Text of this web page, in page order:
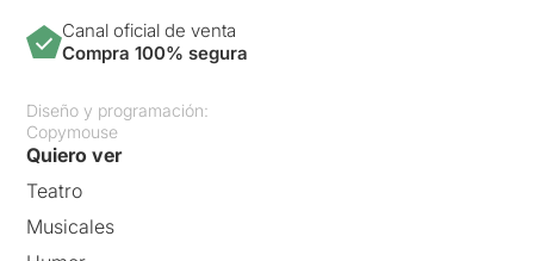
Canal oficial de venta
Compra 100% segura
Diseño y programación:
Copymouse
Quiero ver
Teatro
Musicales